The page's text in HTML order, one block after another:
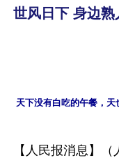
世风日下 身边
天下没有白吃的午餐，
【人民报消息】